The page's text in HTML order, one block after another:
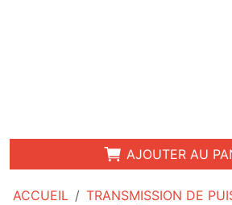
ACCUEIL
TRANSMISSION DE
AJOUTER AU